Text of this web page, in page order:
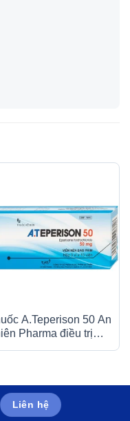
A.Teperison 50 An
Pharma điều trị
Liên hệ